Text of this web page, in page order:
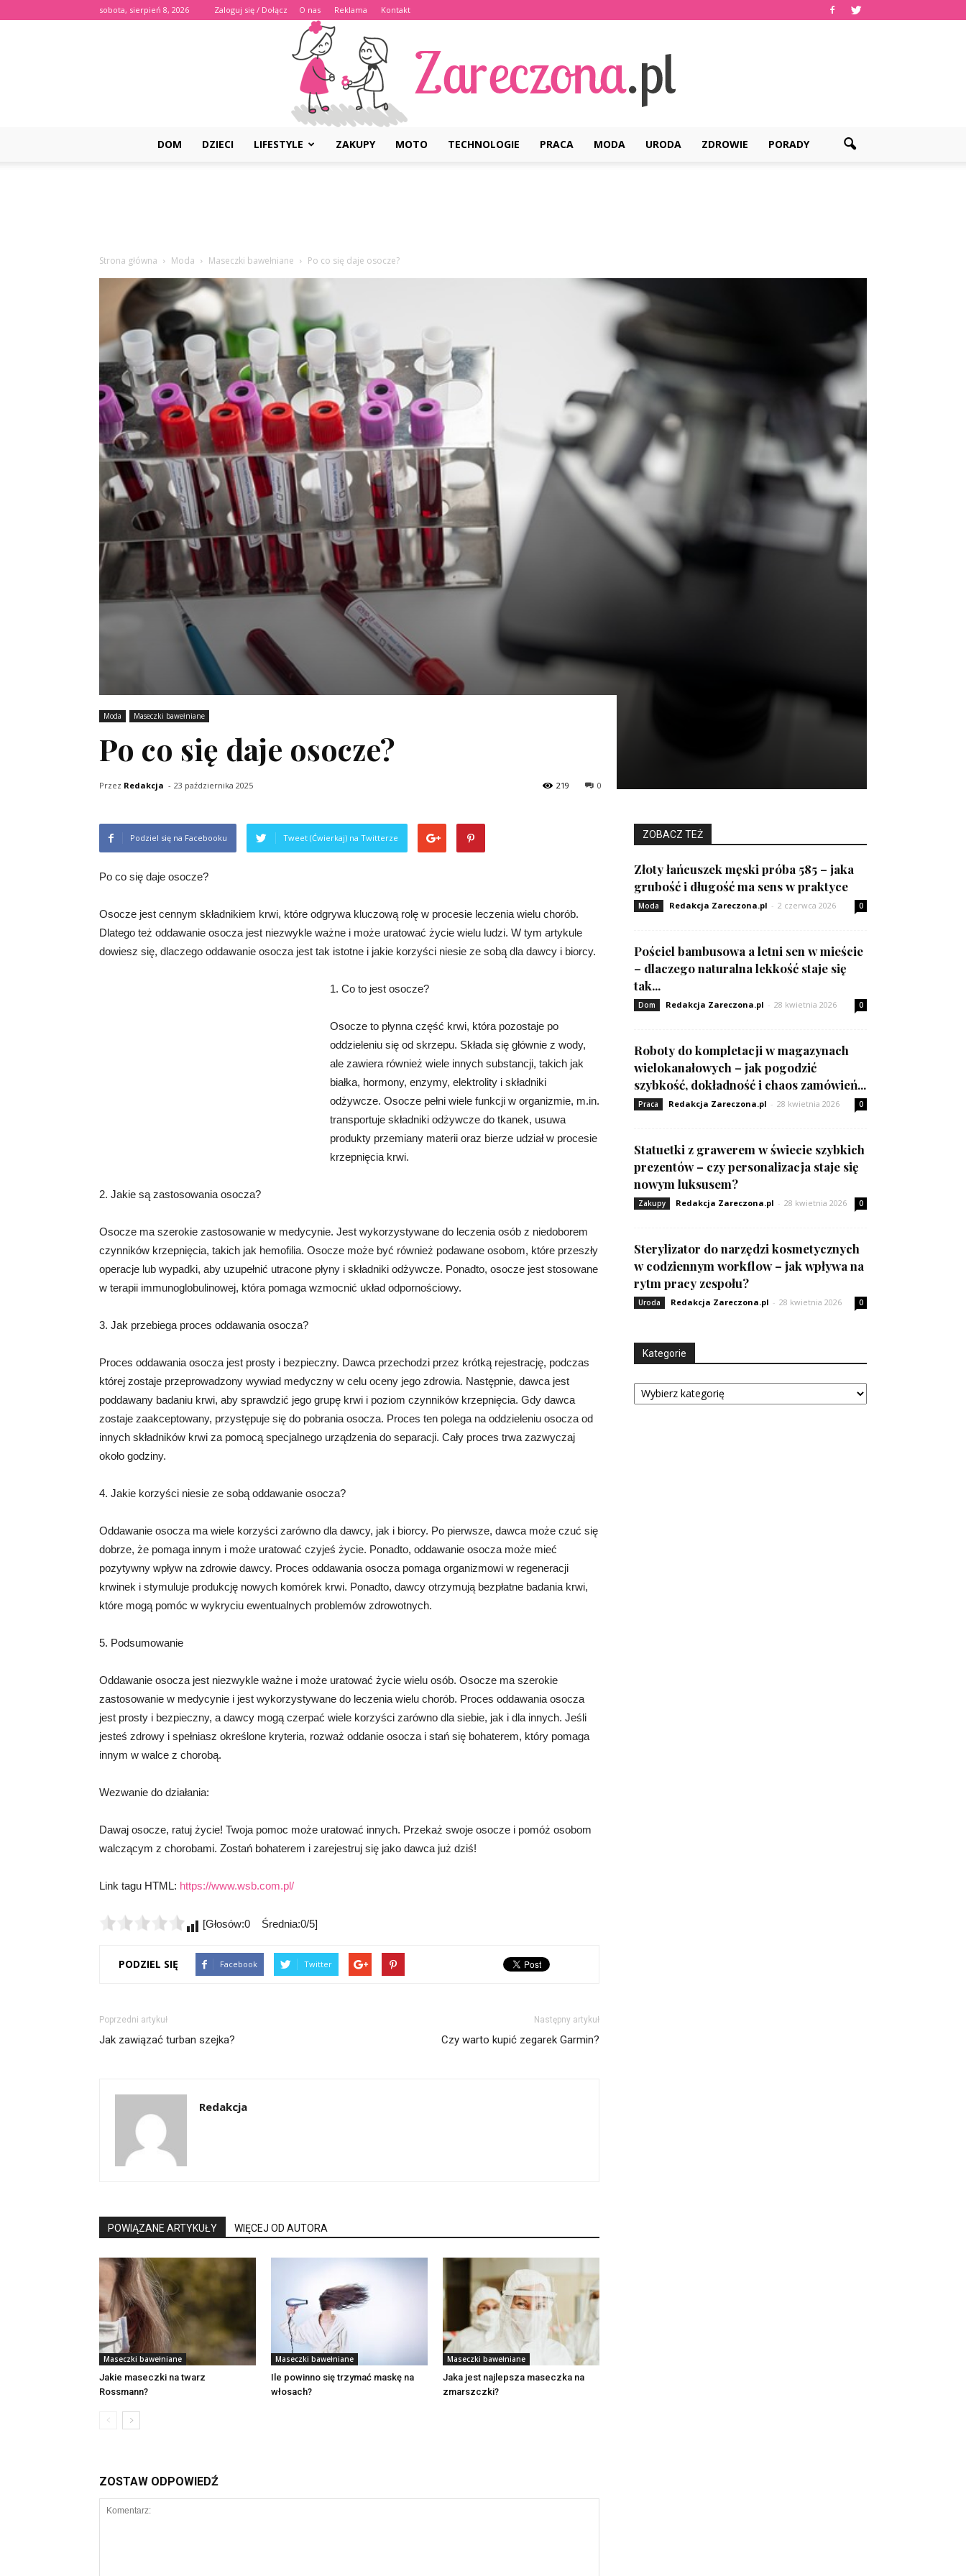
sobota, sierpień 8, 2026 Zaloguj się / Dołącz O nas Reklama Kontakt
DOM DZIECI LIFESTYLE ZAKUPY MOTO TECHNOLOGIE PRACA MODA URODA ZDROWIE PORADY
Strona główna Moda Maseczki bawełniane Po co się daje osocze?
Moda Maseczki bawełniane
Po co się daje osocze?
Przez Redakcja - 23 października 2025 0
219
Podziel się na Facebooku Tweet (Ćwierkaj) na Twitterze
Po co się daje osocze?
Osocze jest cennym składnikiem krwi, które odgrywa kluczową rolę w procesie leczenia wielu chorób.
Dlatego też oddawanie osocza jest niezwykle ważne i może uratować życie wielu ludzi. W tym artykule
dowiesz się, dlaczego oddawanie osocza jest tak istotne i jakie korzyści niesie ze sobą dla dawcy i biorcy.
1. Co to jest osocze?
Osocze to płynna część krwi, która pozostaje po
oddzieleniu się od skrzepu. Składa się głównie z wody,
ale zawiera również wiele innych substancji, takich jak
białka, hormony, enzymy, elektrolity i składniki
odżywcze. Osocze pełni wiele funkcji w organizmie, m.in.
transportuje składniki odżywcze do tkanek, usuwa
produkty przemiany materii oraz bierze udział w procesie
krzepnięcia krwi.
2. Jakie są zastosowania osocza?
Osocze ma szerokie zastosowanie w medycynie. Jest wykorzystywane do leczenia osób z niedoborem
czynników krzepnięcia, takich jak hemofilia. Osocze może być również podawane osobom, które przeszły
operacje lub wypadki, aby uzupełnić utracone płyny i składniki odżywcze. Ponadto, osocze jest stosowane
w terapii immunoglobulinowej, która pomaga wzmocnić układ odpornościowy.
3. Jak przebiega proces oddawania osocza?
Proces oddawania osocza jest prosty i bezpieczny. Dawca przechodzi przez krótką rejestrację, podczas
której zostaje przeprowadzony wywiad medyczny w celu oceny jego zdrowia. Następnie, dawca jest
poddawany badaniu krwi, aby sprawdzić jego grupę krwi i poziom czynników krzepnięcia. Gdy dawca
zostaje zaakceptowany, przystępuje się do pobrania osocza. Proces ten polega na oddzieleniu osocza od
innych składników krwi za pomocą specjalnego urządzenia do separacji. Cały proces trwa zazwyczaj
około godziny.
4. Jakie korzyści niesie ze sobą oddawanie osocza?
Oddawanie osocza ma wiele korzyści zarówno dla dawcy, jak i biorcy. Po pierwsze, dawca może czuć się
dobrze, że pomaga innym i może uratować czyjeś życie. Ponadto, oddawanie osocza może mieć
pozytywny wpływ na zdrowie dawcy. Proces oddawania osocza pomaga organizmowi w regeneracji
krwinek i stymuluje produkcję nowych komórek krwi. Ponadto, dawcy otrzymują bezpłatne badania krwi,
które mogą pomóc w wykryciu ewentualnych problemów zdrowotnych.
5. Podsumowanie
Oddawanie osocza jest niezwykle ważne i może uratować życie wielu osób. Osocze ma szerokie
zastosowanie w medycynie i jest wykorzystywane do leczenia wielu chorób. Proces oddawania osocza
jest prosty i bezpieczny, a dawcy mogą czerpać wiele korzyści zarówno dla siebie, jak i dla innych. Jeśli
jesteś zdrowy i spełniasz określone kryteria, rozważ oddanie osocza i stań się bohaterem, który pomaga
innym w walce z chorobą.
Wezwanie do działania:
Dawaj osocze, ratuj życie! Twoja pomoc może uratować innych. Przekaż swoje osocze i pomóż osobom
walczącym z chorobami. Zostań bohaterem i zarejestruj się jako dawca już dziś!
Link tagu HTML: https://www.wsb.com.pl/
[Głosów:0 Średnia:0/5]
PODZIEL SIĘ Facebook Twitter
Poprzedni artykuł
Jak zawiązać turban szejka?
Następny artykuł
Czy warto kupić zegarek Garmin?
Redakcja
POWIĄZANE ARTYKUŁY WIĘCEJ OD AUTORA
Maseczki bawełniane
Jakie maseczki na twarz
Rossmann?
Maseczki bawełniane
Ile powinno się trzymać maskę na
włosach?
Maseczki bawełniane
Jaka jest najlepsza maseczka na
zmarszczki?
ZOSTAW ODPOWIEDŹ
ZOBACZ TEŻ
Złoty łańcuszek męski próba 585 – jaka
grubość i długość ma sens w praktyce
Moda Redakcja Zareczona.pl - 2 czerwca 2026 0
Pościel bambusowa a letni sen w mieście
– dlaczego naturalna lekkość staje się
tak...
Dom Redakcja Zareczona.pl - 28 kwietnia 2026 0
Roboty do kompletacji w magazynach
wielokanałowych – jak pogodzić
szybkość, dokładność i chaos zamówień...
Praca Redakcja Zareczona.pl - 28 kwietnia 2026 0
Statuetki z grawerem w świecie szybkich
prezentów – czy personalizacja staje się
nowym luksusem?
Zakupy Redakcja Zareczona.pl - 28 kwietnia 2026 0
Sterylizator do narzędzi kosmetycznych
w codziennym workflow – jak wpływa na
rytm pracy zespołu?
Uroda Redakcja Zareczona.pl - 28 kwietnia 2026 0
Kategorie
Kategorie